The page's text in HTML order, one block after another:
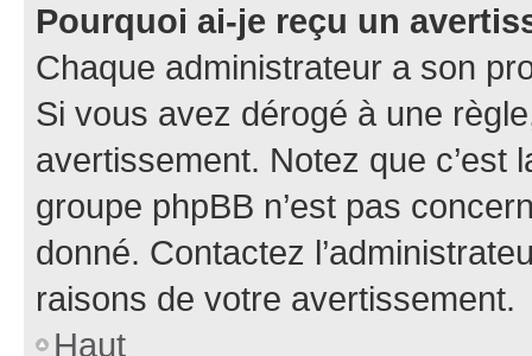
Pourquoi ai-je reçu un
Chaque administrateur a son
Si vous avez dérogé à une
avertissement. Notez que c’est
groupe phpBB n’est pas
donné. Contactez
raisons de votre avertissement.
Haut